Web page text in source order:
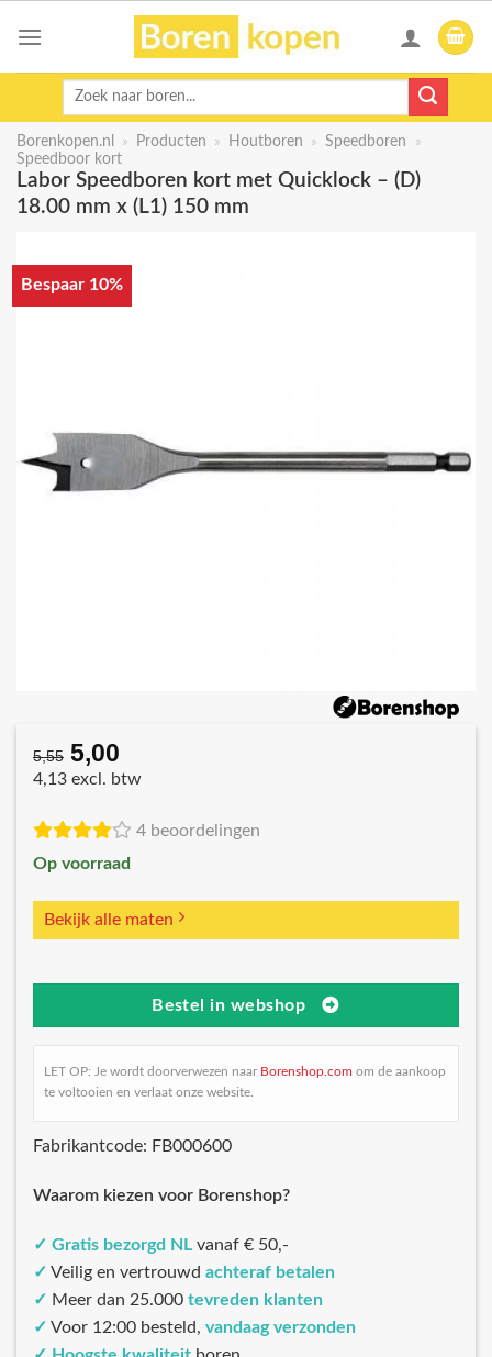
Zoeken
Borenkopen.nl » Producten » Houtboren » Speedboren
»
Speedboor kort
Labor Speedboren kort met Quicklock – (D)
18.00 mm x (L1) 150 mm
Bespaar 10%
5,55 Oorspronkelijke
prijs
€5,55.
5,00
prijs
€5,00.
4,13 excl. btw
4 beoordelingen
Op voorraad
Bekijk alle maten
Bestel in webshop
LET OP: Je wordt doorverwezen naar Borenshop.com om de aankoop
te voltooien en verlaat onze website.
Fabrikantcode: FB000600
Waarom kiezen voor Borenshop?
✓ Gratis bezorgd NL vanaf € 50,-
✓ Veilig en vertrouwd achteraf betalen
✓ Meer dan 25.000 tevreden klanten
✓ Voor 12:00 besteld, vandaag verzonden